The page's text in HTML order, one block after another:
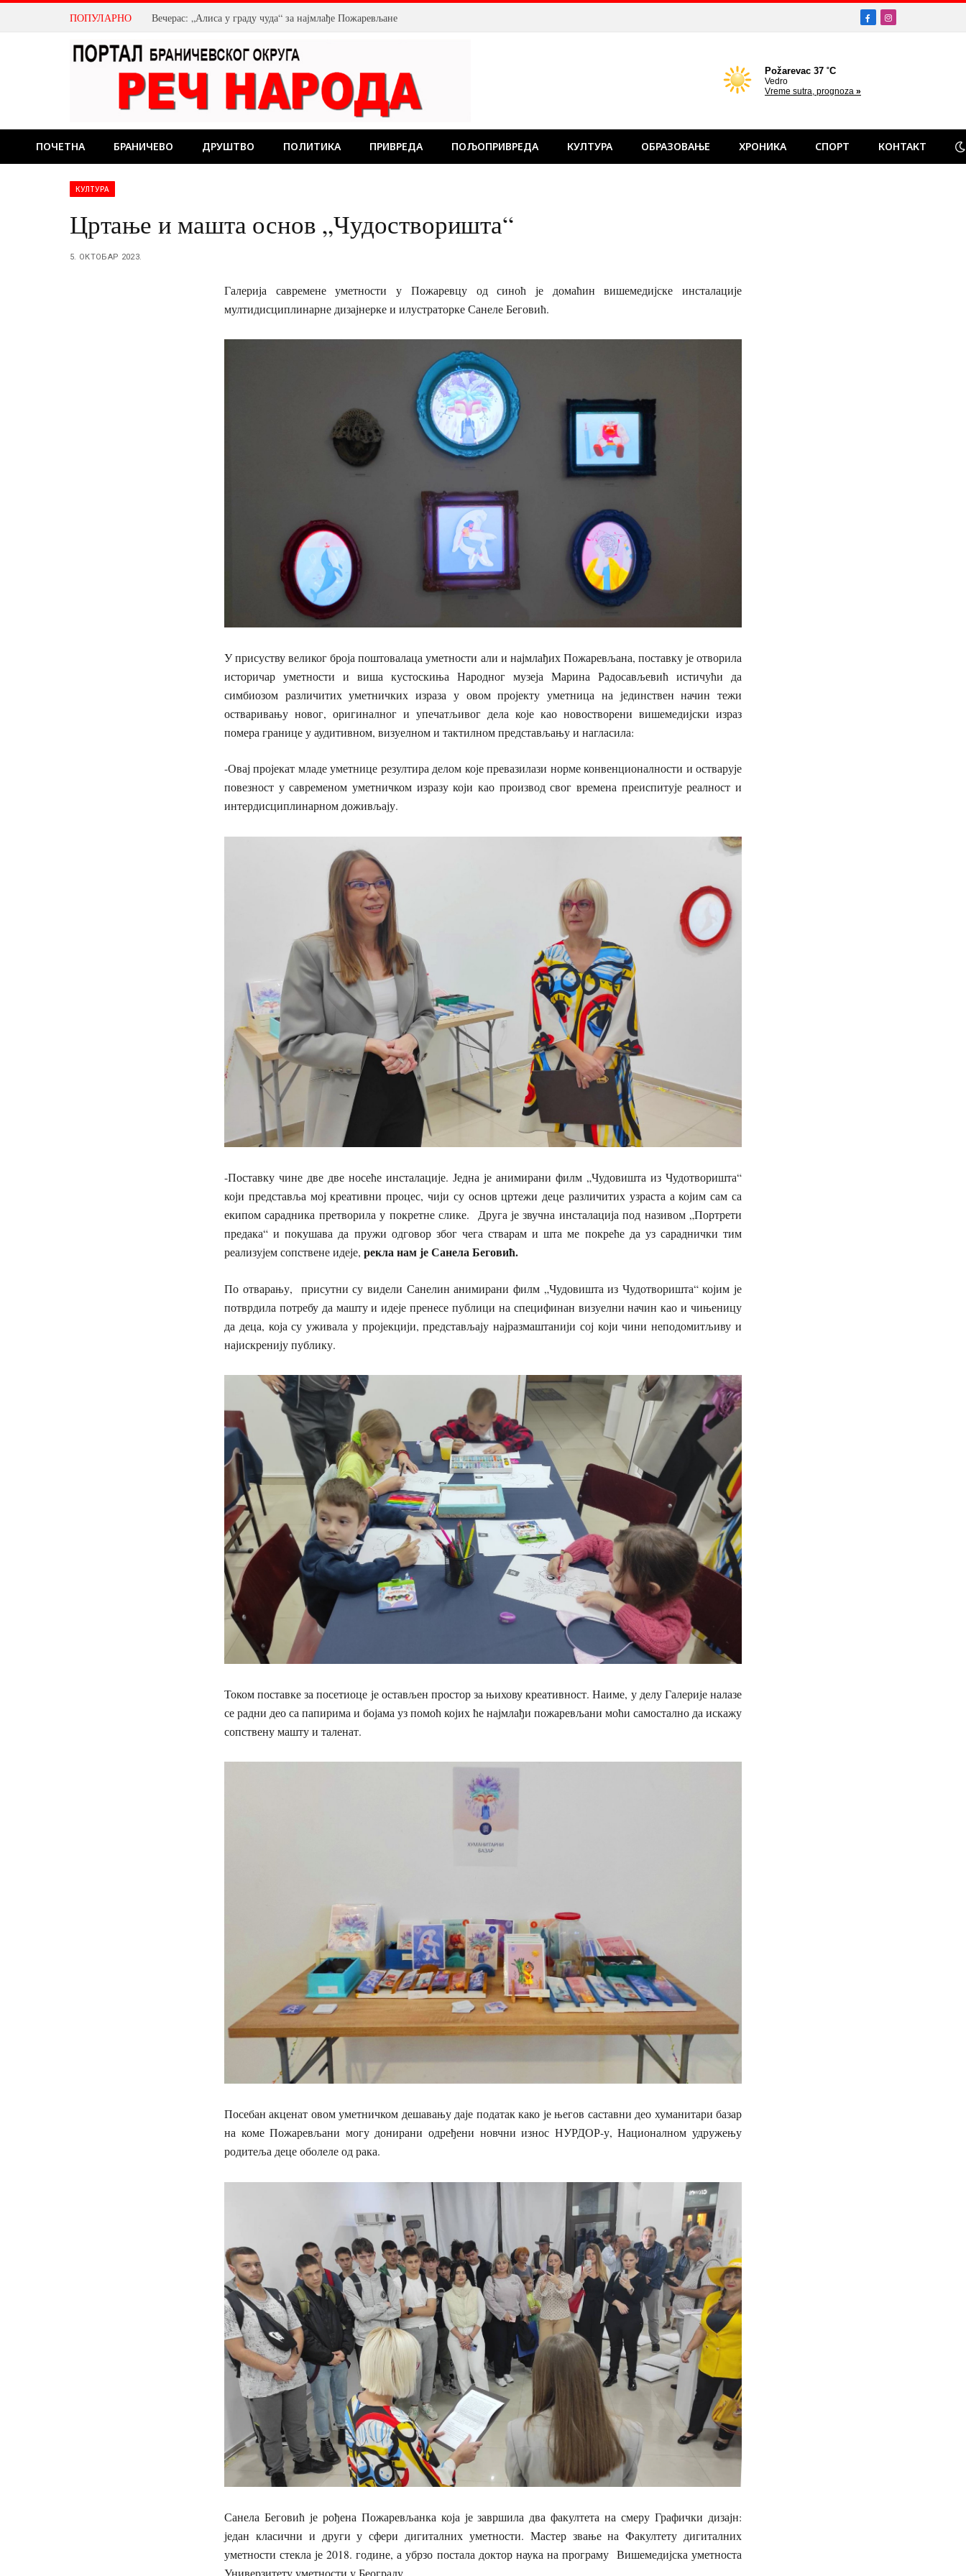
ПОПУЛАРНО Како да пријавите стање водомера? FacebookInstagram
ПОЧЕТНА БРАНИЧЕВО ДРУШТВО ПОЛИТИКА ПРИВРЕДА ПОЉОПРИВРЕДА КУЛТУРА ОБРАЗОВАЊЕ ХРОНИКА СПОРТ КОНТАКТ
КУЛТУРА
Цртање и машта основ „Чудостворишта“
5. ОКТОБАР 2023.
Галерија савремене уметности у Пожаревцу од синоћ је домаћин вишемедијске инсталације
мултидисциплинарне дизајнерке и илустраторке Санеле Беговић.
У присуству великог броја поштовалаца уметности али и најмлађих Пожаревљана, поставку је отворила
историчар уметности и виша кустоскиња Народног музеја Марина Радосављевић истичући да
симбиозом различитих уметничких израза у овом пројекту уметница на јединствен начин тежи
остваривању новог, оригиналног и упечатљивог дела које као новостворени вишемедијски израз
помера границе у аудитивном, визуелном и тактилном представљању и нагласила:
-Овај пројекат младе уметнице резултира делом које превазилази норме конвенционалности и остварује
повезност у савременом уметничком изразу који као производ свог времена преиспитује реалност и
интердисциплинарном доживљају.
-Поставку чине две две носеће инсталације. Једна је анимирани филм „Чудовишта из Чудотворишта“
који представља мој креативни процес, чији су основ цртежи деце различитих узраста а којим сам са
екипом сарадника претворила у покретне слике. Друга је звучна инсталација под називом „Портрети
предака“ и покушава да пружи одговор због чега стварам и шта ме покреће да уз сараднички тим
реализујем сопствене идеје, рекла нам је Санела Беговић.
По отварању, присутни су видели Санелин анимирани филм „Чудовишта из Чудотворишта“ којим је
потврдила потребу да машту и идеје пренесе публици на специфинан визуелни начин као и чињеницу
да деца, која су уживала у пројекцији, представљају најразмаштанији сој који чини неподомитљиву и
најискренију публику.
Током поставке за посетиоце је остављен простор за њихову креативност. Наиме, у делу Галерије налазе
се радни део са папирима и бојама уз помоћ којих ће најмлађи пожаревљани моћи самостално да искажу
сопствену машту и таленат.
Посебан акценат овом уметничком дешавању даје податак како је његов саставни део хуманитари базар
на коме Пожаревљани могу донирани одређени новчни износ НУРДОР-у, Националном удружењу
родитеља деце оболеле од рака.
Санела Беговић је рођена Пожаревљанка која је завршила два факултета на смеру Графички дизајн:
један класични и други у сфери дигиталних уметности. Мастер звање на Факултету дигиталних
уметности стекла је 2018. године, а убрзо постала доктор наука на програму Вишемедијска уметноста
Универзитету уметности у Београду.